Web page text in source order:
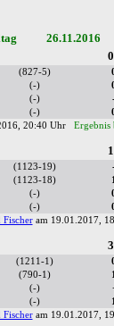
26.11.2016
(827-5)
(-)
(-)
(-)
20:40 Uhr Ergebnis
(1123-19)
(1123-18)
(-)
(-)
Fischeram 19.01.2017,
(1211-1)
(790-1)
(-)
(-)
Fischeram 19.01.2017,